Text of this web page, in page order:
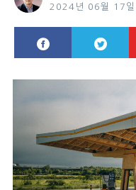
2024년 06월 17일